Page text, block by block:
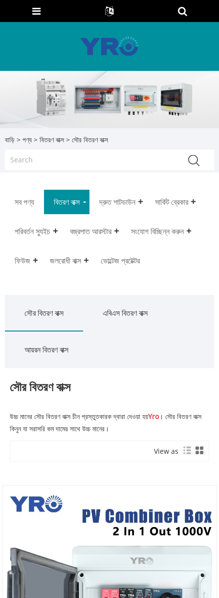
বাড়ি > পণ্য > বিতরণ বাক্স > সৌর বিতরণ বাক্স
সব পণ্য বিতরণ বাক্স দ্রুত শাটডাউন সার্কিট ব্রেকার
পরিবর্তন স্যুইচ বজ্রপাত আরস্টার সংযোগ বিচ্ছিন্ন করুন
ফিউজ জলরোধী বাক্স ভোল্টেজ প্রটেক্টর
সৌর বিতরণ বাক্স এবিএস বিতরণ বাক্স
আয়রন বিতরণ বাক্স
সৌর বিতরণ বাক্স
উচ্চ মানের সৌর বিতরণ বাক্স চীন প্রস্তুতকারক দ্বারা দেওয়া হয়Yro। সৌর বিতরণ বাক্স
কিনুন যা সরাসরি কম দামের সাথে উচ্চ মানের।
View as